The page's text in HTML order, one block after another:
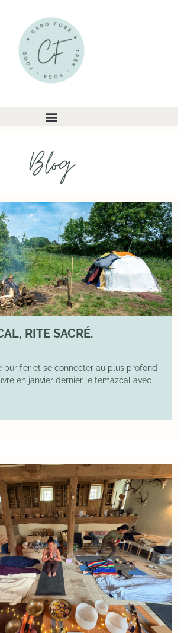
RITE SACRÉ.
purifier et se connecter au plus profond
en janvier dernier le temazcal avec